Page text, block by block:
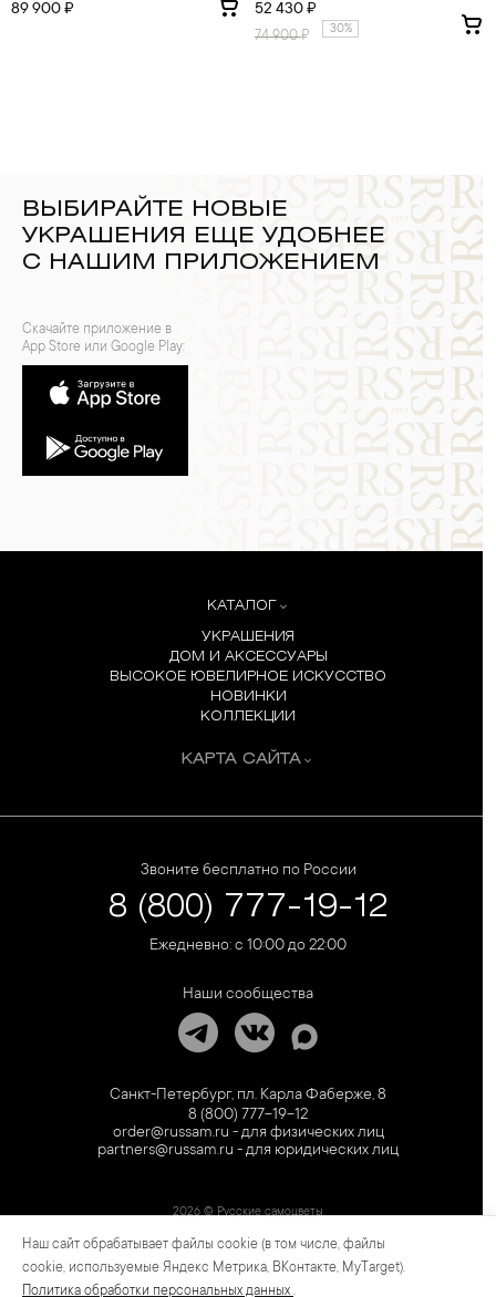
89 900 ₽ 52 430 ₽
74 900₽ 30%
ВЫБИРАЙТЕ НОВЫЕ
УКРАШЕНИЯ ЕЩЕ УДОБНЕЕ
С НАШИМ ПРИЛОЖЕНИЕМ
Скачайте приложение в
App Store или Google Play:
КАТАЛОГ
УКРАШЕНИЯ
ДОМ И АКСЕССУАРЫ
ВЫСОКОЕ ЮВЕЛИРНОЕ ИСКУССТВО
НОВИНКИ
КОЛЛЕКЦИИ
КАРТА САЙТА
Звоните бесплатно по России
8 (800) 777-19-12
Ежедневно: с 10:00 до 22:00
Наши сообщества
Санкт-Петербург, пл. Карла Фаберже, 8
8 (800) 777-19-12
order@russam.ru - для физических лиц
partners@russam.ru - для юридических лиц
2026 © Русские самоцветы
Предложение не является публичной офертой. Цены на сайте и в розничной сети
могут отличаться. Информация на сайте о товаре носит рекламный характер и
расценивается как приглашение делать оферты на основании п.1 ст. 437
Наш сайт обрабатывает файлы cookie (в том числе, файлы
cookie, используемые Яндекс Метрика, ВКонтакте, MyTarget).
Политика обработки персональных данных .